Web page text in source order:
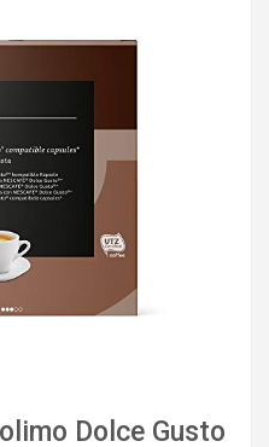
Dolce Gusto